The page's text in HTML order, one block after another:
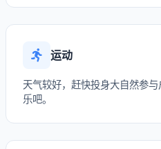
运动
天气较好，赶快投身大自然参
乐吧。